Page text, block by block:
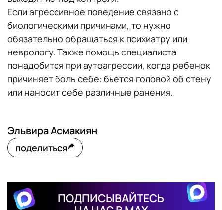
Если агрессивное поведение связано с
биологическими причинами, то нужно
обязательно обращаться к психиатру или
неврологу. Также помощь специалиста
понадобится при аутоагрессии, когда ребенок
причиняет боль себе: бьется головой об стену
или наносит себе различные ранения.
Эльвира Асмакиян
поделиться
ПОДПИСЫВАЙТЕСЬ